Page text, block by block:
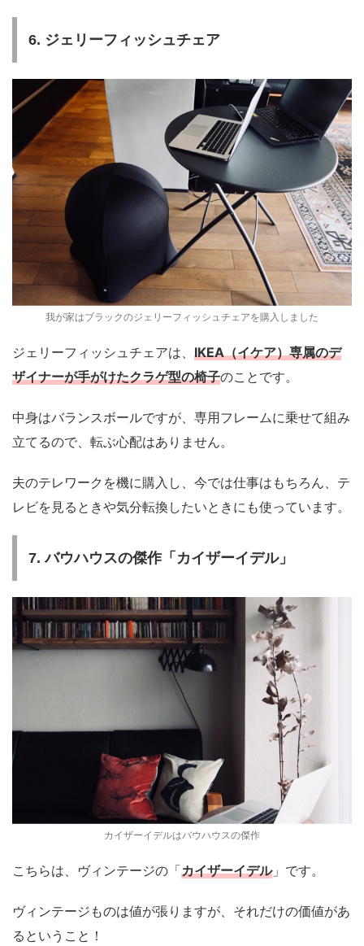
6. ジェリーフィッシュチェア
我が家はブラックのジェリーフィッシュチェアを購入しました
ジェリーフィッシュチェアは、 IKEA（イケア）専属のデ
ザイナーが手がけたクラゲ型の椅子のことです。
中身はバランスボールですが、専用フレームに乗せて組み
立てるので、転ぶ心配はありません。
夫のテレワークを機に購入し、今では仕事はもちろん、テ
レビを見るときや気分転換したいときにも使っています。
7. バウハウスの傑作「カイザーイデル」
カイザーイデルはバウハウスの傑作
こちらは、ヴィンテージの「カイザーイデル」です。
ヴィンテージものは値が張りますが、それだけの価値があ
るということ！